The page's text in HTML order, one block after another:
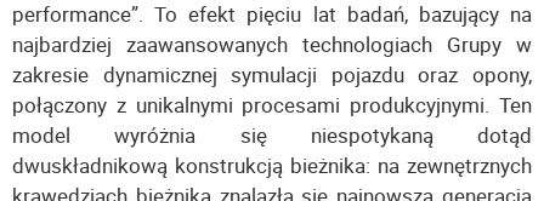
performance”. To efekt pięciu lat badań, bazujący na
najbardziej zaawansowanych technologiach Grupy w
zakresie dynamicznej symulacji pojazdu oraz opony,
połączony z unikalnymi procesami produkcyjnymi. Ten
model wyróżnia się niespotykaną dotąd
dwuskładnikową konstrukcją bieżnika: na zewnętrznych